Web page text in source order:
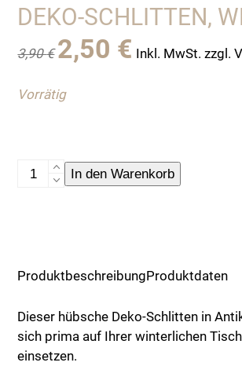
DEKO-SCHLITTEN,
3,90€
Ursprünglicher
Preis
3,90 €
2,50 € Preis
Inkl. MwSt. zzgl.
Vorrätig
Deko-
Schlitten,
In den Warenkorb
ProduktbeschreibungProduktdaten
Dieser hübsche Deko-Schlitten in
sich prima auf Ihrer winterlichen
einsetzen.